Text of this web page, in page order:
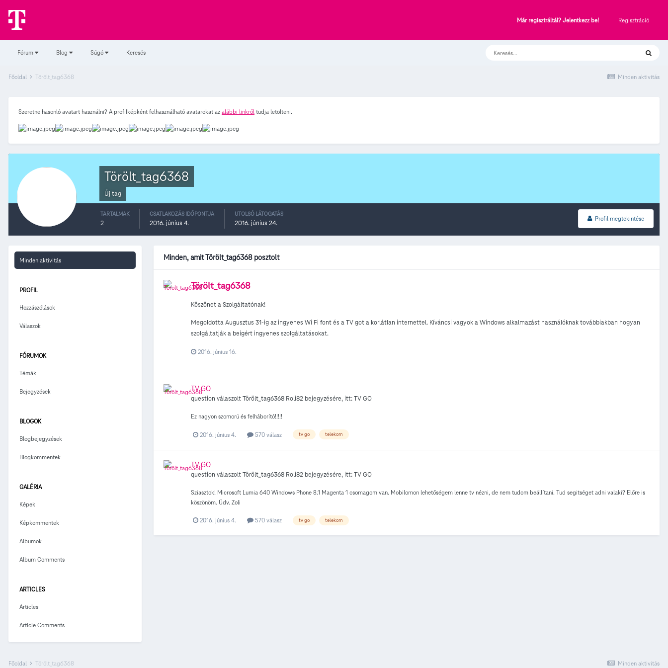
Már regisztráltál? Jelentkezz be! Regisztráció
Fórum Blog Súgó Keresés
Minden aktivitás
Főoldal Törölt_tag6368
Szeretne hasonló avatart használni? A profilképként felhasználható avatarokat az alábbi linkről tudja letölteni.
Törölt_tag6368
Új tag
Profil megtekintése
TARTALMAK
2
CSATLAKOZÁS IDŐPONTJA
2016. június 4.
UTOLSÓ LÁTOGATÁS
2016. június 24.
Minden aktivitás
PROFIL
Hozzászólások
Válaszok
FÓRUMOK
Témák
Bejegyzések
BLOGOK
Blogbejegyzések
Blogkommentek
GALÉRIA
Képek
Képkommentek
Albumok
Album Comments
ARTICLES
Articles
Article Comments
Minden, amit Törölt_tag6368 posztolt
Törölt_tag6368
Köszönet a Szolgáltatónak!
Megoldotta Augusztus 31-ig az ingyenes Wi Fi font és a TV got a korlátlan internettel. Kíváncsi vagyok a Windows alkalmazást használóknak továbbiakban hogyan
szolgáltatják a beigért ingyenes szolgáltatásokat.
2016. június 16.
TV GO
question válaszoltTörölt_tag6368 Roli82 bejegyzésére, itt:TV GO
Ez nagyon szomorú és felháborító!!!!!
2016. június 4. 570 válasz tv go telekom
TV GO
question válaszoltTörölt_tag6368 Roli82 bejegyzésére, itt:TV GO
Sziasztok! Microsoft Lumia 640 Windows Phone 8.1 Magenta 1 csomagom van. Mobilomon lehetőségem lenne tv nézni, de nem tudom beállítani. Tud segitséget adni valaki? Előre is
köszönöm. Üdv. Zoli
2016. június 4. 570 válasz tv go telekom
Minden aktivitás
Főoldal Törölt_tag6368